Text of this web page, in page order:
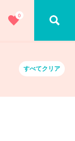
0
すべてクリア